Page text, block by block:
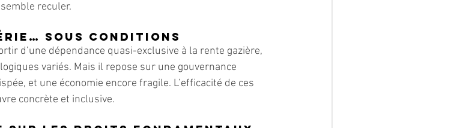
reculer.
sous conditions
d’une dépendance quasi-exclusive à la rente gazière,
variés. Mais il repose sur une gouvernance
et une économie encore fragile. L’efficacité de ces
concrète et inclusive.